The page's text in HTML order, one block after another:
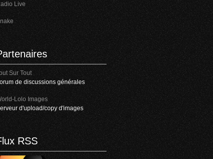
Live
Sur Tout
de discussions générales
Lolo Images
d'upload/copy d'images
RSS